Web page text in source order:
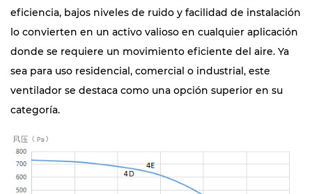
eficiencia, bajos niveles de ruido y facilidad de instalación
lo convierten en un activo valioso en cualquier aplicación
donde se requiere un movimiento eficiente del aire. Ya
sea para uso residencial, comercial o industrial, este
ventilador se destaca como una opción superior en su
categoría.